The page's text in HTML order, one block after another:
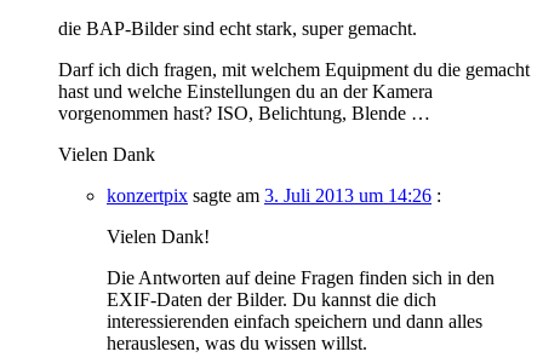
die BAP-Bilder sind echt stark, super gemacht.
Darf ich dich fragen, mit welchem Equipment du die gemacht
hast und welche Einstellungen du an der Kamera
vorgenommen hast? ISO, Belichtung, Blende …
Vielen Dank
konzertpix sagte am 3. Juli 2013 um 14:26 :
Vielen Dank!
Die Antworten auf deine Fragen finden sich in den
EXIF-Daten der Bilder. Du kannst die dich
interessierenden einfach speichern und dann alles
herauslesen, was du wissen willst.